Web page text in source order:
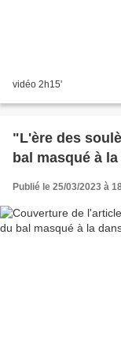
vidéo 2h15'
"L'ère des
bal masqué à
Publié le 25/03/2023 à